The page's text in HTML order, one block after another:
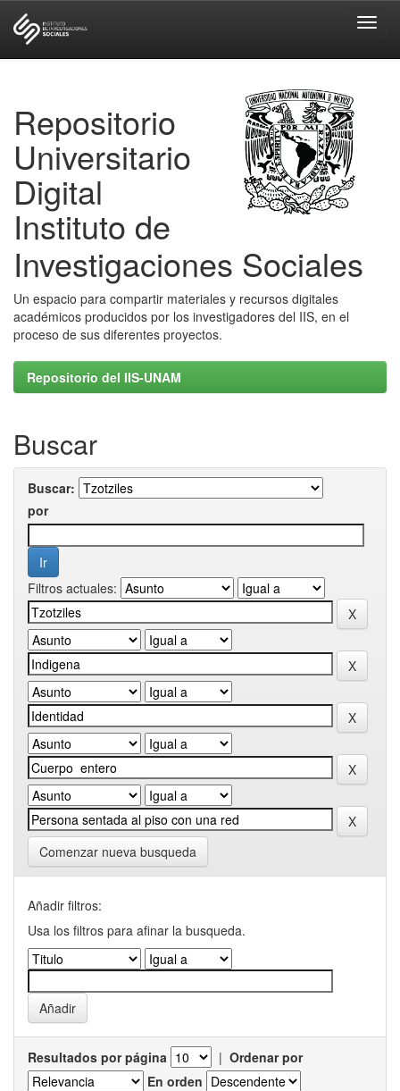
Repositorio
Universitario
Digital
Instituto de
Investigaciones Sociales
Un espacio para compartir materiales y recursos digitales
académicos producidos por los investigadores del IIS, en el
proceso de sus diferentes proyectos.
Repositorio del IIS-UNAM
Buscar
Buscar:
por
Filtros actuales:
Comenzar nueva busqueda
Añadir filtros:
Usa los filtros para afinar la busqueda.
Resultados por página | Ordenar por
En orden